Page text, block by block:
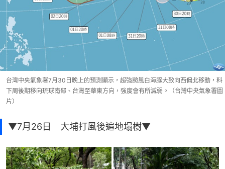
台灣中央氣象署7月30日晚上的預測顯示，超強颱風白海豚大致向西偏北移動，料
下周後期移向琉球南部、台灣至華東方向，強度會有所減弱。（台灣中央氣象署圖
片）
▼7月26日 大埔打風後遍地塌樹▼